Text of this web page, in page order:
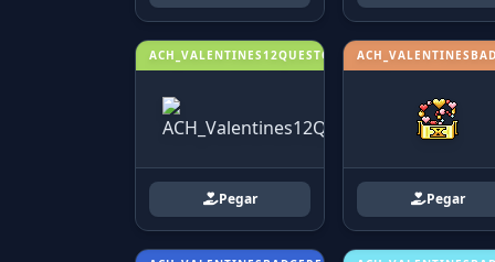
ACH_VALENTINES12QUESTCOMPLETED
Pegar Pegar